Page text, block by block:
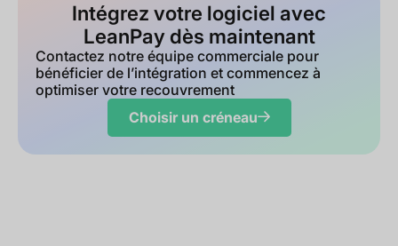
Intégrez votre logiciel avec
LeanPay dès maintenant
Contactez notre équipe commerciale pour
bénéficier de l’intégration et commencez à
optimiser votre recouvrement
Choisir un créneau